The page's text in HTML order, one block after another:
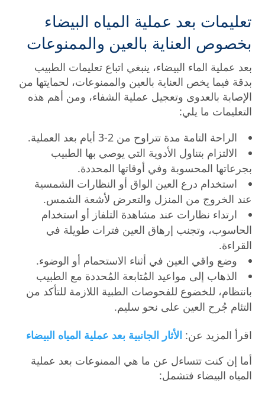
تعليمات بعد عملية المياه البيضاء
بخصوص العناية بالعين والممنوعات
بعد عملية الماء البيضاء، ينبغي اتباع تعليمات الطبيب
بدقة فيما يخص العناية بالعين والممنوعات، لحمايتها من
الإصابة بالعدوى وتعجيل عملية الشفاء، ومن أهم هذه
التعليمات ما يلي:
الراحة التامة مدة تتراوح من 2-3 أيام بعد العملية.
الالتزام بتناول الأدوية التي يوصي بها الطبيب
بجرعاتها المحسوبة وفي أوقاتها المحددة.
استخدام درع العين الواق أو النظارات الشمسية
عند الخروج من المنزل والتعرض لأشعة الشمس.
ارتداء نظارات عند مشاهدة التلفاز أو استخدام
الحاسوب، وتجنب إرهاق العين فترات طويلة في
القراءة.
وضع واقي العين في أثناء الاستحمام أو الوضوء.
الذهاب إلى مواعيد المُتابعة المُحددة مع الطبيب
بانتظام، للخضوع للفحوصات الطبية اللازمة للتأكد من
التئام جُرح العين على نحو سليم.
اقرأ المزيد عن: الأثار الجانبية بعد عملية المياه البيضاء
أما إن كنت تتساءل عن ما هي الممنوعات بعد عملية
المياه البيضاء فتشمل: